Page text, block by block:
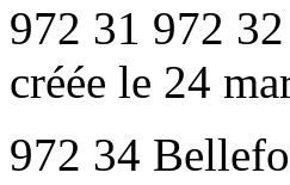
972 31 972
créée le 24
972 34